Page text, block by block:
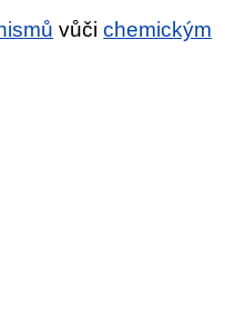
vůčichemickým